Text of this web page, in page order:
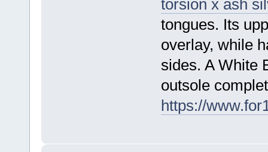
torsion x ash
tongues. Its
overlay, while
sides. A White
outsole
https://